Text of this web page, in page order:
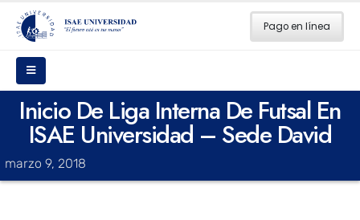
Pago en línea
Inicio De Liga Interna De Futsal En
ISAE Universidad – Sede David
marzo 9, 2018